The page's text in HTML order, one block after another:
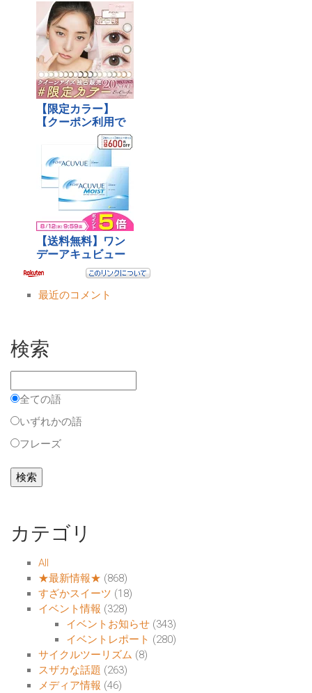
最近のコメント
検索
全ての語
いずれかの語
フレーズ
カテゴリ
All
★最新情報★ (868)
すざかスイーツ (18)
イベント情報 (328)
イベントお知らせ (343)
イベントレポート (280)
サイクルツーリズム (8)
スザカな話題 (263)
メディア情報 (46)